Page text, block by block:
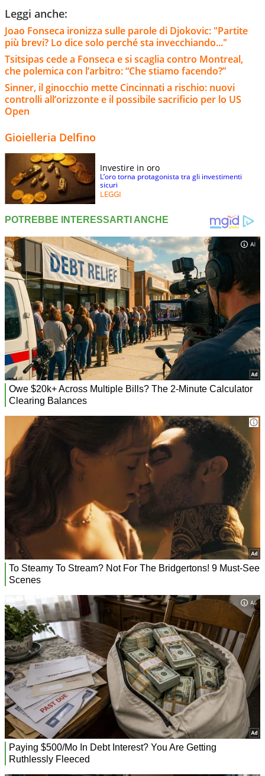
Leggi anche:
Joao Fonseca ironizza sulle parole di Djokovic: "Partite
più brevi? Lo dice solo perché sta invecchiando..."
Tsitsipas cede a Fonseca e si scaglia contro Montreal,
che polemica con l’arbitro: “Che stiamo facendo?”
Sinner, il ginocchio mette Cincinnati a rischio: nuovi
controlli all’orizzonte e il possibile sacrificio per lo US
Open
Gioielleria Delfino
Investire in oro
L’oro torna protagonista tra gli investimenti
sicuri
LEGGI